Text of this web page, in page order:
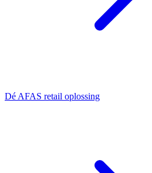
Dé AFAS retail oplossing